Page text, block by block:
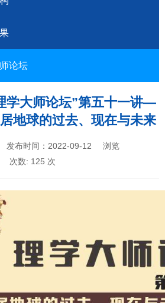
论坛
学大师论坛”第五十一讲—
地球的过去、现在与未来
发布时间：2022-09-12
浏览
次数: 125 次